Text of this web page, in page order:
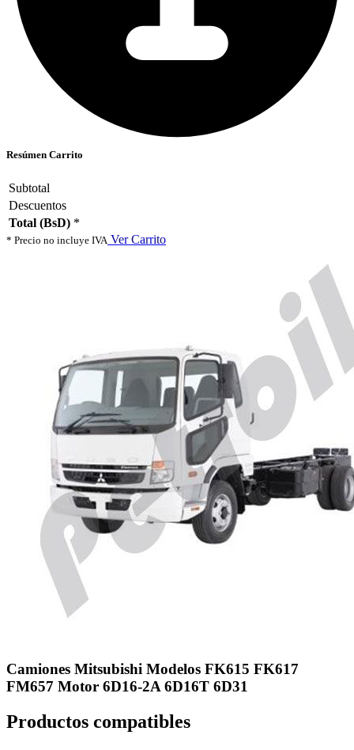
Resúmen Carrito
Subtotal
Descuentos
Total (BsD) *
* Precio no incluye IVA Ver Carrito
Camiones Mitsubishi Modelos FK615 FK617
FM657 Motor 6D16-2A 6D16T 6D31
Productos compatibles